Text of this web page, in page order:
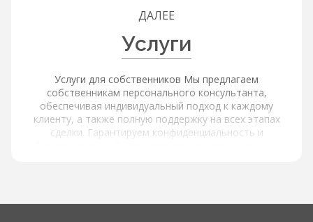
ДАЛЕЕ
Услуги
Услуги для собственников Мы предлагаем
собственникам персонального консультанта,
обеспечивая индивидуальный подход к каждому
клиенту, а также полную поддержку на всех этапах
сделки. Гарантируем конфиденциальность и